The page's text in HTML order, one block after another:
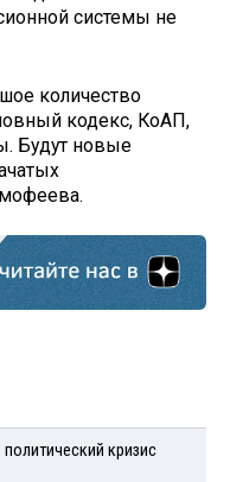
системы не
количество
кодекс, КоАП,
Будут новые
политический кризис